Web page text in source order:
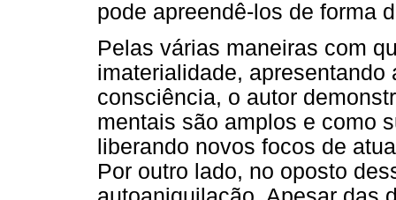
pode apreendê-los de forma
Pelas várias maneiras com
imaterialidade,
consciência, o autor
mentais são amplos e como
liberando novos focos de
Por outro lado, no oposto